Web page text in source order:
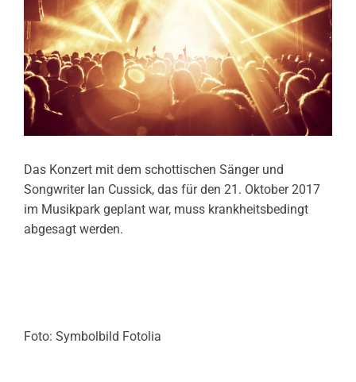
Das Konzert mit dem schottischen Sänger und
Songwriter Ian Cussick, das für den 21. Oktober 2017
im Musikpark geplant war, muss krankheitsbedingt
abgesagt werden.
Foto: Symbolbild Fotolia